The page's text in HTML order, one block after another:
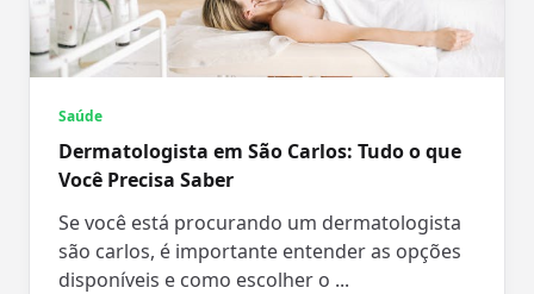
Saúde
Dermatologista em São Carlos: Tudo o que
Você Precisa Saber
Se você está procurando um dermatologista
são carlos, é importante entender as opções
disponíveis e como escolher o ...